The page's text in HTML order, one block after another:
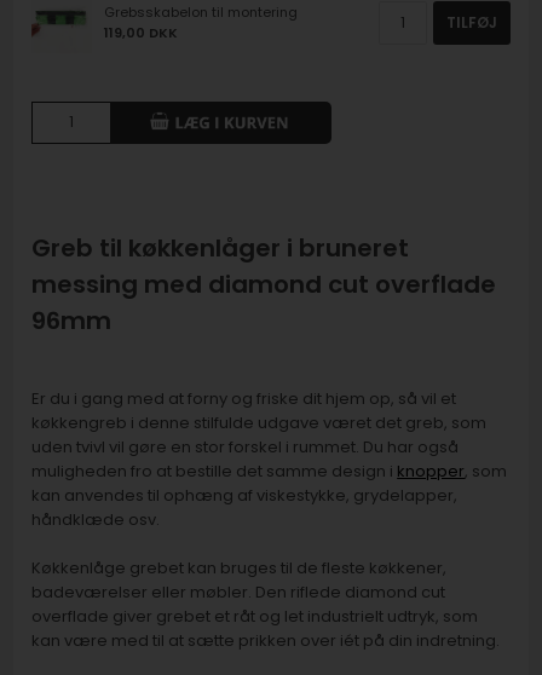
TILFØJ
Grebsskabelon til montering
119,00 DKK
Greb til køkkenlåger i bruneret
messing med diamond cut overflade
96mm
Er du i gang med at forny og friske dit hjem op, så vil et
køkkengreb i denne stilfulde udgave været det greb, som
uden tvivl vil gøre en stor forskel i rummet. Du har også
muligheden fro at bestille det samme design i knopper, som
kan anvendes til ophæng af viskestykke, grydelapper,
håndklæde osv.
Køkkenlåge grebet kan bruges til de fleste køkkener,
badeværelser eller møbler. Den riflede diamond cut
overflade giver grebet et råt og let industrielt udtryk, som
kan være med til at sætte prikken over iét på din indretning.